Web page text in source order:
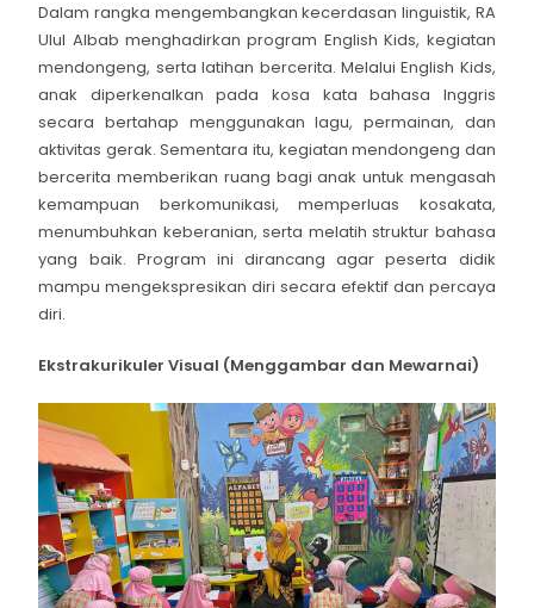
Dalam rangka mengembangkan kecerdasan linguistik, RA
Ulul Albab menghadirkan program English Kids, kegiatan
mendongeng, serta latihan bercerita. Melalui English Kids,
anak diperkenalkan pada kosa kata bahasa Inggris
secara bertahap menggunakan lagu, permainan, dan
aktivitas gerak. Sementara itu, kegiatan mendongeng dan
bercerita memberikan ruang bagi anak untuk mengasah
kemampuan berkomunikasi, memperluas kosakata,
menumbuhkan keberanian, serta melatih struktur bahasa
yang baik. Program ini dirancang agar peserta didik
mampu mengekspresikan diri secara efektif dan percaya
diri.
Ekstrakurikuler Visual (Menggambar dan Mewarnai)